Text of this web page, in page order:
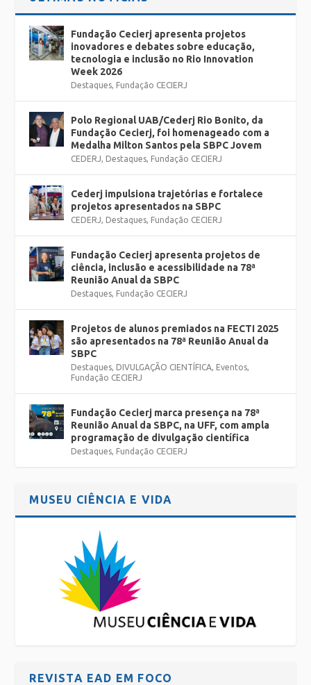
Fundação Cecierj apresenta projetos
inovadores e debates sobre educação,
tecnologia e inclusão no Rio Innovation
Week 2026
Destaques, Fundação CECIERJ
Polo Regional UAB/Cederj Rio Bonito, da
Fundação Cecierj, foi homenageado com a
Medalha Milton Santos pela SBPC Jovem
CEDERJ, Destaques, Fundação CECIERJ
Cederj impulsiona trajetórias e fortalece
projetos apresentados na SBPC
CEDERJ, Destaques, Fundação CECIERJ
Fundação Cecierj apresenta projetos de
ciência, inclusão e acessibilidade na 78ª
Reunião Anual da SBPC
Destaques, Fundação CECIERJ
Projetos de alunos premiados na FECTI 2025
são apresentados na 78ª Reunião Anual da
SBPC
Destaques, DIVULGAÇÃO CIENTÍFICA, Eventos,
Fundação CECIERJ
Fundação Cecierj marca presença na 78ª
Reunião Anual da SBPC, na UFF, com ampla
programação de divulgação científica
Destaques, Fundação CECIERJ
MUSEU CIÊNCIA E VIDA
REVISTA EAD EM FOCO